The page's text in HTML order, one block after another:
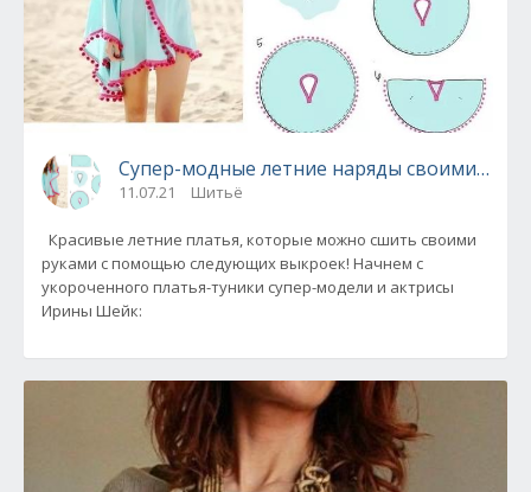
Супер-модные летние наряды своими
11.07.21 Шитьё
Красивые летние платья, которые можно сшить своими
руками с помощью следующих выкроек! Начнем с
укороченного платья-туники супер-модели и актрисы